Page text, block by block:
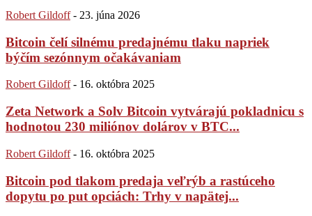
Robert Gildoff - 23. júna 2026
Bitcoin čelí silnému predajnému tlaku napriek
býčím sezónnym očakávaniam
Robert Gildoff - 16. októbra 2025
Zeta Network a Solv Bitcoin vytvárajú pokladnicu s
hodnotou 230 miliónov dolárov v BTC...
Robert Gildoff - 16. októbra 2025
Bitcoin pod tlakom predaja veľrýb a rastúceho
dopytu po put opciách: Trhy v napätej...